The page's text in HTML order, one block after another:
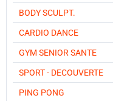
BODY SCULPT.
CARDIO DANCE
GYM SENIOR SANTE
SPORT - DECOUVERTE
PING PONG